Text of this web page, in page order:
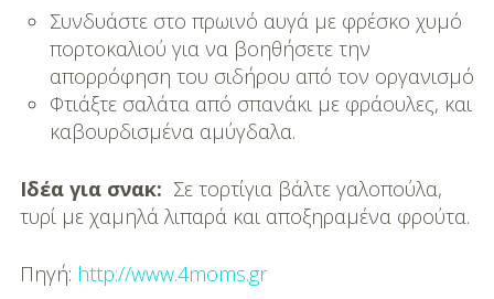
Συνδυάστε στο πρωινό αυγά με φρέσκο χυμό
πορτοκαλιού για να βοηθήσετε την
απορρόφηση του σιδήρου από τον οργανισμό
Φτιάξτε σαλάτα από σπανάκι με φράουλες, και
καβουρδισμένα αμύγδαλα.
Ιδέα για σνακ: Σε τορτίγια βάλτε γαλοπούλα,
τυρί με χαμηλά λιπαρά και αποξηραμένα φρούτα.
Πηγή: http://www.4moms.gr